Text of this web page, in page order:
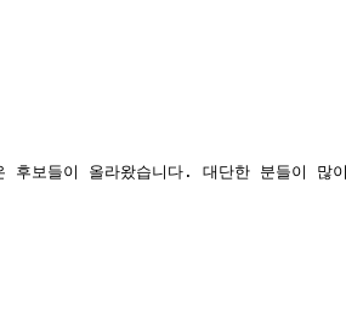
후보들이 올라왔습니다. 대단한 분들이 많